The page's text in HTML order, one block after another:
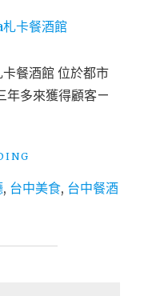
餐酒館 位於都市
年多來獲得顧客ㄧ
美
, 台中美食, 台中餐酒